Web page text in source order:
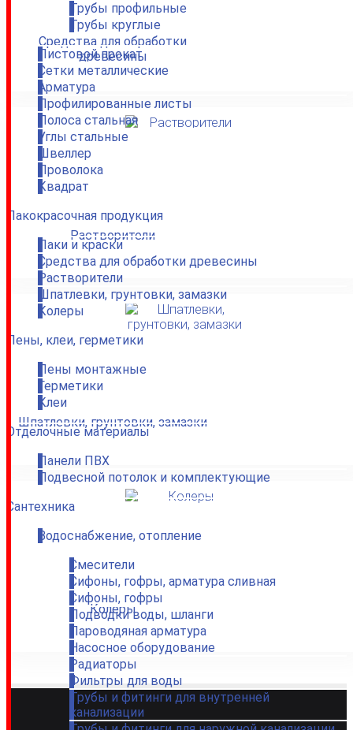
Трубы профильные
Трубы круглые
Листовой прокат
Сетки металлические
Арматура
Профилированные листы
Полоса стальная
Углы стальные
Швеллер
Проволока
Квадрат
Лакокрасочная продукция
Лаки и краски
Средства для обработки древесины
Растворители
Шпатлевки, грунтовки, замазки
Колеры
Пены, клеи, герметики
Пены монтажные
Герметики
Клеи
Отделочные материалы
Панели ПВХ
Подвесной потолок и комплектующие
Сантехника
Водоснабжение, отопление
Смесители
Сифоны, гофры, арматура сливная
Сифоны, гофры
Подводки воды, шланги
Пароводяная арматура
Насосное оборудование
Радиаторы
Фильтры для воды
Трубы и фитинги для внутренней
канализации
Средства для обработки
древесины
Растворители
Шпатлевки, грунтовки, замазки
Колеры